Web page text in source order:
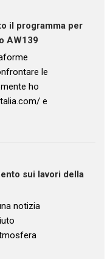
il programma per
AW139
le
ho
e
sui lavori della
notizia